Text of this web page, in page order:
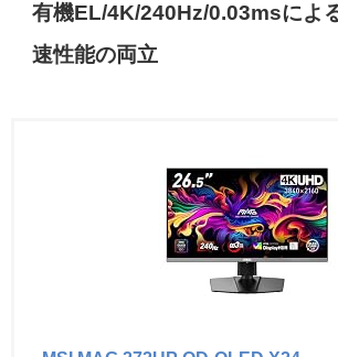
有機EL/4K/240Hz/0.03msによ
速性能の両立